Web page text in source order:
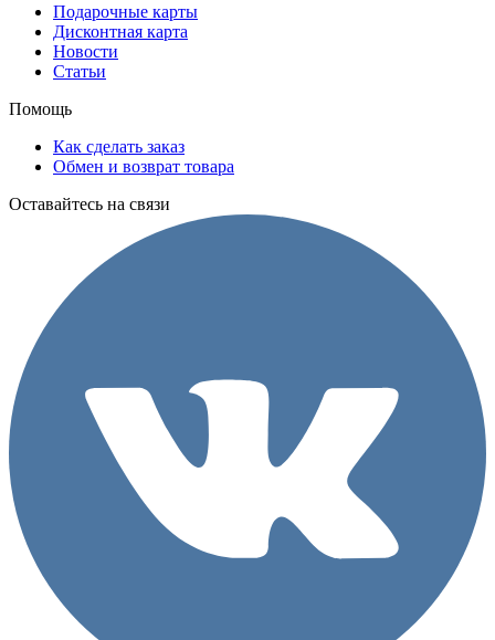
Подарочные карты
Дисконтная карта
Новости
Статьи
Помощь
Как сделать заказ
Обмен и возврат товара
Оставайтесь на связи